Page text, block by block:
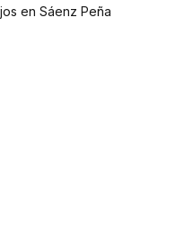
en Sáenz Peña